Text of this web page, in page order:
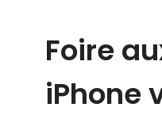
Foire
iPhone